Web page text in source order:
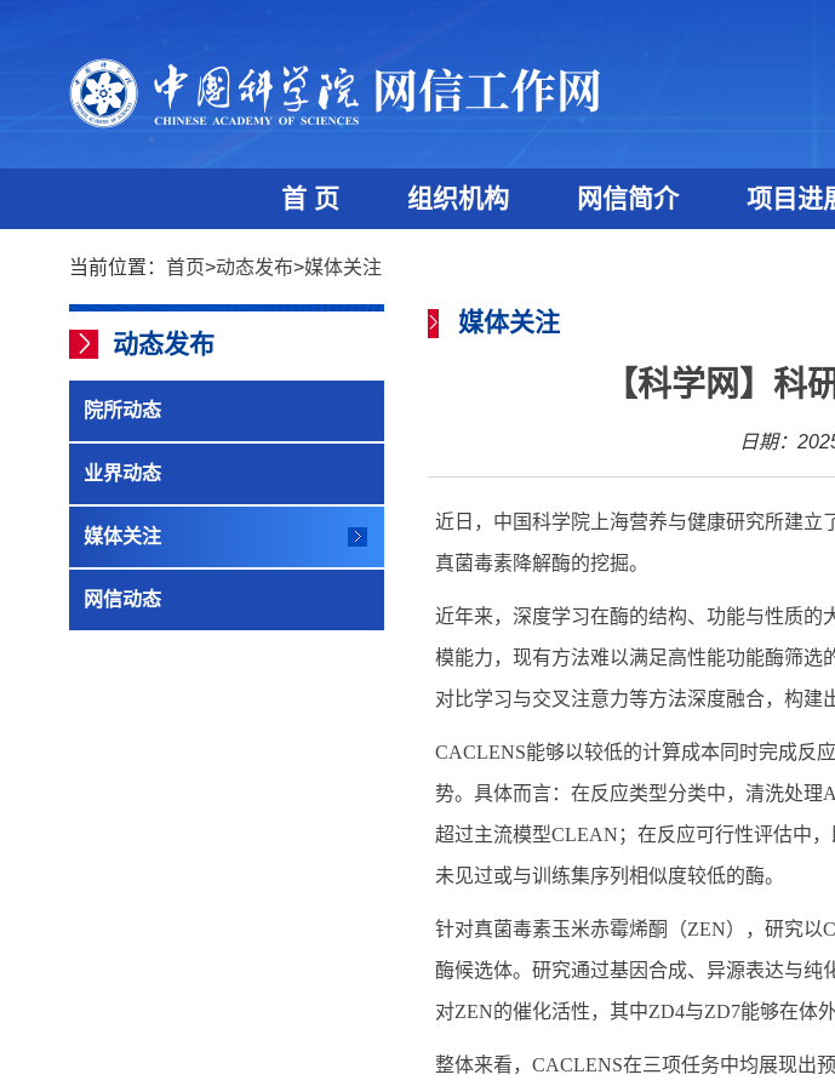
首 页 组织机构 网信简介 项目进
当前位置： 首页>动态发布>媒体关注
动态发布
院所动态
业界动态
媒体关注
网信动态
媒体关注
【科学网】科
日期：
近日，中国科学院上海营养与健康研究所建
真菌毒素降解酶的挖掘。
近年来，深度学习在酶的结构、功能与性质
模能力，现有方法难以满足高性能功能酶筛选
对比学习与交叉注意力等方法深度融合，构建
CACLENS能够以较低的计算成本同时完成反
势。具体而言：在反应类型分类中，清洗处理
超过主流模型CLEAN；在反应可行性评估中
未见过或与训练集序列相似度较低的酶。
针对真菌毒素玉米赤霉烯酮（ZEN），研究以
酶候选体。研究通过基因合成、异源表达与
对ZEN的催化活性，其中ZD4与ZD7能够在体
整体来看，CACLENS在三项任务中均展现出